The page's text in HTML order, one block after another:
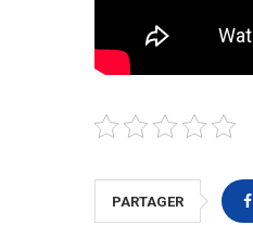
PARTAGER